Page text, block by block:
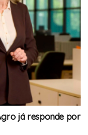
já responde por